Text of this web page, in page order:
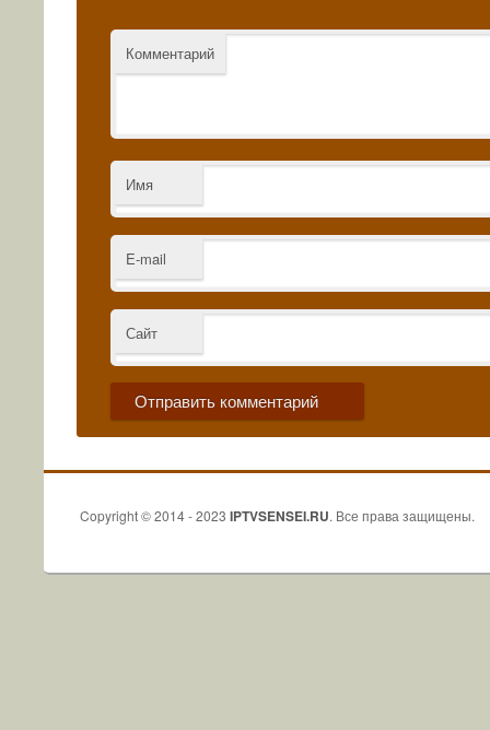
Комментарий
Имя
E-mail
Сайт
Copyright © 2014 - 2023 IPTVSENSEI.RU. Все права защищены.